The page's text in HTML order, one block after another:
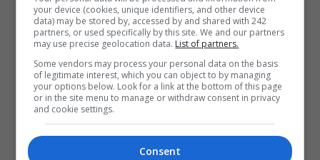
your device (cookies, unique identifiers, and other device
data) may be stored by, accessed by and shared with 242
partners, or used specifically by this site. We and our partners
may use precise geolocation data. List of partners.
Some vendors may process your personal data on the basis
of legitimate interest, which you can object to by managing
your options below. Look for a link at the bottom of this page
or in the site menu to manage or withdraw consent in privacy
and cookie settings.
Consent